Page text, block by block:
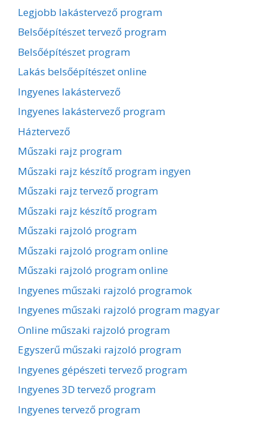
Legjobb lakástervező program
Belsőépítészet tervező program
Belsőépítészet program
Lakás belsőépítészet online
Ingyenes lakástervező
Ingyenes lakástervező program
Háztervező
Műszaki rajz program
Műszaki rajz készítő program ingyen
Műszaki rajz tervező program
Műszaki rajz készítő program
Műszaki rajzoló program
Műszaki rajzoló program online
Műszaki rajzoló program online
Ingyenes műszaki rajzoló programok
Ingyenes műszaki rajzoló program magyar
Online műszaki rajzoló program
Egyszerű műszaki rajzoló program
Ingyenes gépészeti tervező program
Ingyenes 3D tervező program
Ingyenes tervező program